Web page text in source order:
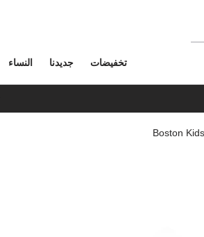
تخفيضات جديدنا النساء
Boston Kids